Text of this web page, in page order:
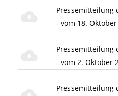
Pressemitteilung
- vom 18.
Pressemitteilung
- vom 2. Oktober
Pressemitteilung